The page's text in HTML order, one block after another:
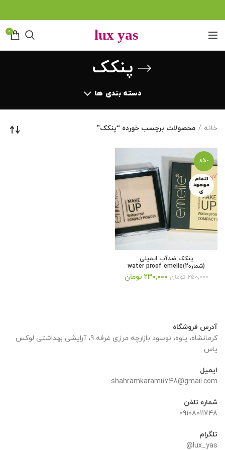
0
پنکک
دسته بندی ها
خانه محصولات برچسب خورده “پنکک”
-8%
اتمام
موجود
ی
پنکک ضدآب ایمیلی
(شماره2)water proof emelie
۲۵۰,۰۰۰ تومان قیمت
۲۳۰,۰۰۰ تومان
آدرس فروشگاه
کرمانشاه، پاوه، نوسود بازارچه مرزی غرفه 9، آرایشی بهداشتی لوکس
یاس
ایمیل
shahramkarami1748@gmail.com
شماره تلفن
09108011748
تلگرام
lux_yas@